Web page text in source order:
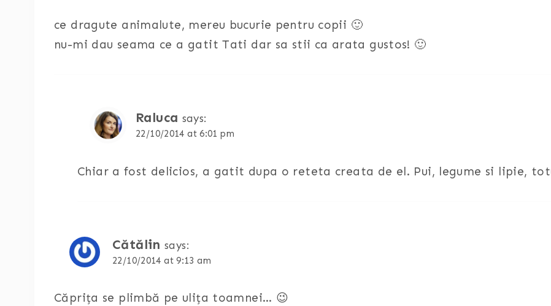
ce dragute animalute, mereu bucurie pentru copii 🙂
nu-mi dau seama ce a gatit Tati dar sa stii ca arata gustos! 🙂
Raluca says:
22/10/2014 at 6:01 pm
Chiar a fost delicios, a gatit dupa o reteta creata de el. Pui, legume si lipie,
Cătălin says:
22/10/2014 at 9:13 am
Căprița se plimbă pe ulița toamnei… 😉